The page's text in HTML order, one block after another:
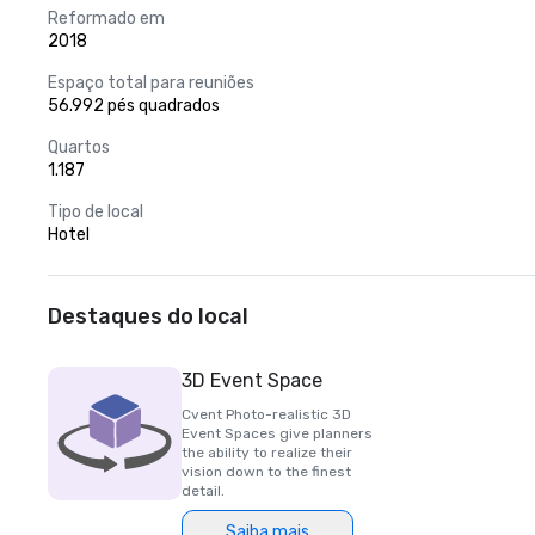
Reformado em
2018
Espaço total para reuniões
56.992 pés quadrados
Quartos
1.187
Tipo de local
Hotel
Destaques do local
3D Event Space
Cvent Photo-realistic 3D
Event Spaces give planners
the ability to realize their
vision down to the finest
detail.